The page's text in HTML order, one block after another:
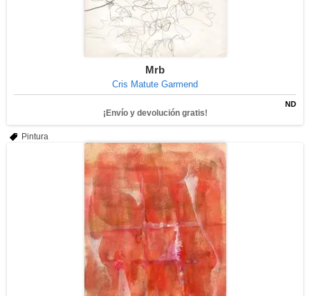
Mrb
Cris Matute Garmend
ND
¡Envío y devolución gratis!
Pintura